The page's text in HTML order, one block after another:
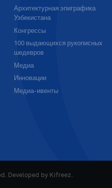
Архитектурная эпиграфика
Узбекистана
Конгрессы
100 выдающихся рукописных
шедевров
Медиа
Инновации
Медиа-ивенты
Developed by Kifreez.